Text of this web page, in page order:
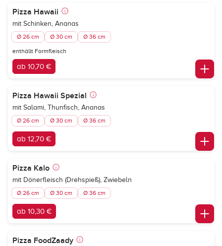
Pizza Hawaii
mit Schinken, Ananas
Ø 26 cm Ø 30 cm Ø 36 cm
enthällt Formfleisch
ab 10,70 €
Pizza Hawaii Spezial
mit Salami, Thunfisch, Ananas
Ø 26 cm Ø 30 cm Ø 36 cm
ab 12,70 €
Pizza Kalo
mit Dönerfleisch (Drehspieß), Zwiebeln
Ø 26 cm Ø 30 cm Ø 36 cm
ab 10,30 €
Pizza FoodZaady